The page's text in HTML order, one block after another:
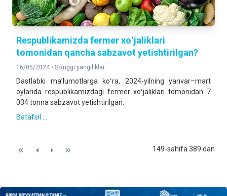
Respublikamizda fermer xoʻjaliklari
tomonidan qancha sabzavot yetishtirilgan?
16/05/2024 • So'nggi yangiliklar
Dastlabki maʼlumotlarga koʻra, 2024-yilning yanvar–mart
oylarida respublikamizdagi fermer xoʻjaliklari tomonidan 7
034 tonna sabzavot yetishtirilgan.
Batafsil ...
149-sahifa 389 dan